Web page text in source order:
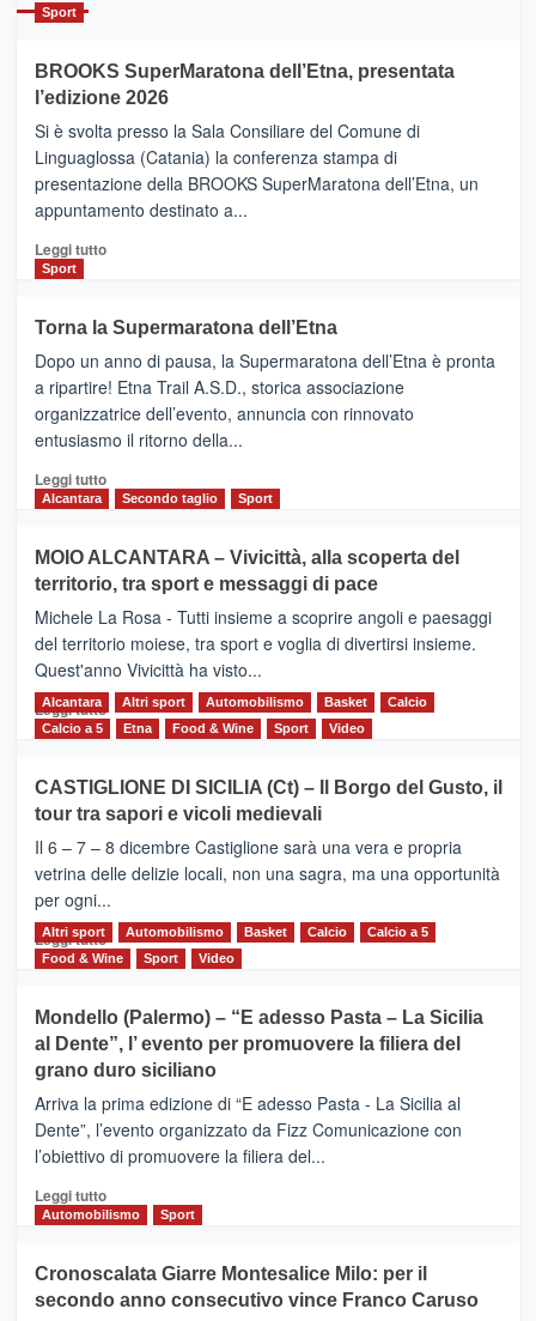
con
la
Al
via
i
collegamenti
Sport
BROOKS SuperMaratona dell’Etna, presentata
l’edizione 2026
Si è svolta presso la Sala Consiliare del Comune di
Linguaglossa (Catania) la conferenza stampa di
presentazione della BROOKS SuperMaratona dell’Etna, un
appuntamento destinato a...
Leggi tuttoLeggi
BROOKS
SuperMaratona
dell’Etna,
presentata
l’edizione
2026
Sport
Torna la Supermaratona dell’Etna
Dopo un anno di pausa, la Supermaratona dell’Etna è pronta
a ripartire! Etna Trail A.S.D., storica associazione
organizzatrice dell’evento, annuncia con rinnovato
entusiasmo il ritorno della...
Leggi tuttoLeggi
Torna
la
Supermaratona
dell’Etna
Alcantara Secondo taglio Sport
MOIO ALCANTARA – Vivicittà, alla scoperta del
territorio, tra sport e messaggi di pace
Michele La Rosa - Tutti insieme a scoprire angoli e paesaggi
del territorio moiese, tra sport e voglia di divertirsi insieme.
Quest'anno Vivicittà ha visto...
Leggi tutto Leggi
MOIO
ALCANTARA
–
Vivicittà,
alla
scoperta
del
territorio,
e
messaggi
di
Alcantara Altri sport Automobilismo Basket
Calcio
Calcio a 5
Etna Food & Wine Sport Video
CASTIGLIONE DI SICILIA (Ct) – Il Borgo del Gusto, il
tour tra sapori e vicoli medievali
Il 6 – 7 – 8 dicembre Castiglione sarà una vera e propria
vetrina delle delizie locali, non una sagra, ma una opportunità
per ogni...
Leggi tuttoLeggi
di
CASTIGLIONE
DI
SICILIA
(Ct)
–
Il
Borgo
Gusto,
il
tra
sapori
Altri sport Automobilismo Basket Calcio
Calcio a 5
Food & Wine
Sport Video
Mondello (Palermo) – “E adesso Pasta – La Sicilia
al Dente”, l’ evento per promuovere la filiera del
grano duro siciliano
Arriva la prima edizione di “E adesso Pasta - La Sicilia al
Dente”, l’evento organizzato da Fizz Comunicazione con
l’obiettivo di promuovere la filiera del...
Leggi tuttoLeggi
di
Mondello
(Palermo)
Automobilismo Sport
Cronoscalata Giarre Montesalice Milo: per il
secondo anno consecutivo vince Franco Caruso